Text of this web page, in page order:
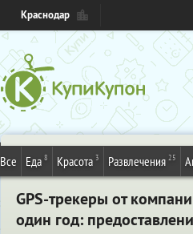
Краснодар
Все Еда 8 Красота 3 Развлечения 25
GPS-трекеры от
один год: